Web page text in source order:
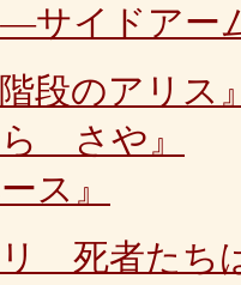
サイドアー
階段のアリス
ら さや』
ス』
リ 死者たち